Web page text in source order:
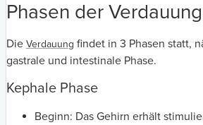
Phasen der Verdauung
Die Verdauung findet in 3 Phasen statt,
gastrale und intestinale Phase.
Kephale Phase
Beginn: Das Gehirn erhält